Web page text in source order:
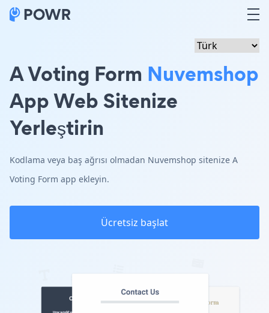
A Voting Form Nuvemshop
App Web Sitenize
Yerleştirin
Kodlama veya baş ağrısı olmadan Nuvemshop sitenize A
Voting Form app ekleyin.
Ücretsiz başlat